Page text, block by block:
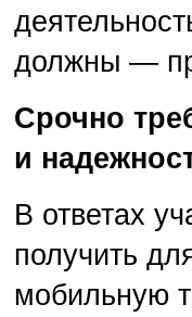
должны —
Срочно
и
В ответах
получить
мобильную